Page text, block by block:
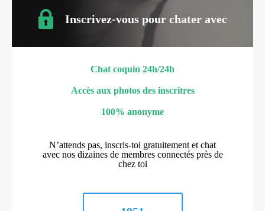
Inscrivez-vous pour chater avec
Chat coquin 24h/24h
Accès aux photos des inscritres
100% anonyme
N’attends pas, inscris-toi gratuitement et chat
avec nos dizaines de membres connectés près de
chez toi